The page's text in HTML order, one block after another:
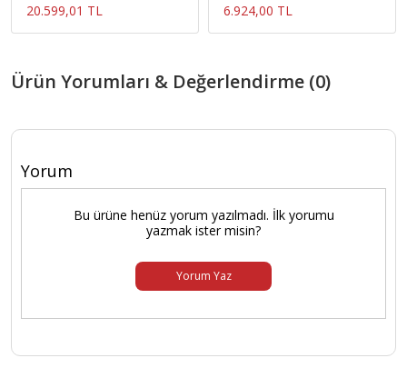
20.599,01 TL 6.924,00 TL
Ürün Yorumları & Değerlendirme (0)
Yorum
Bu ürüne henüz yorum yazılmadı. İlk yorumu
yazmak ister misin?
Yorum Yaz